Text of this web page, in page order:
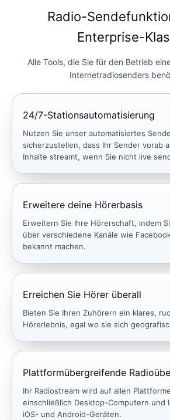
Radio-
Enterprise-
Alle Tools, die Sie für den Betrieb
Internetradiosenders
24/7-Stationsautomatisierung
Nutzen Sie unser automatisiertes
sicherzustellen, dass Ihr Sender vorab
Inhalte streamt, wenn Sie nicht live
Erweitere deine Hörerbasis
Erweitern Sie Ihre Hörerschaft, indem
über verschiedene Kanäle wie
bekannt machen.
Erreichen Sie Hörer überall
Bieten Sie Ihren Zuhörern ein klares,
Hörerlebnis, egal wo sie sich
Plattformübergreifende
Ihr Radiostream wird auf allen
einschließlich Desktop-Computern und
iOS- und Android-Geräten.